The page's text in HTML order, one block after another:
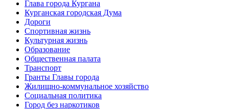
Глава города Кургана
Курганская городская Дума
Дороги
Спортивная жизнь
Культурная жизнь
Образование
Общественная палата
Транспорт
Гранты Главы города
Жилищно-коммунальное хозяйство
Социальная политика
Город без наркотиков